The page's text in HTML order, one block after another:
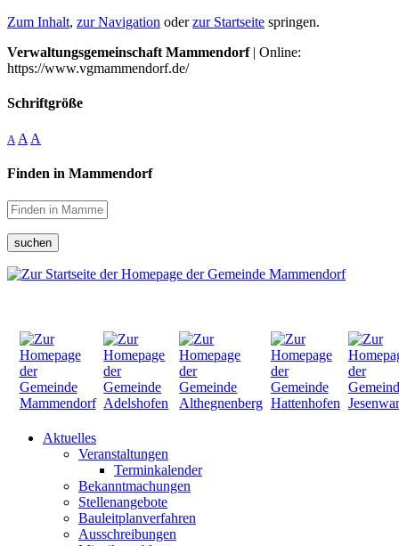
Zum Inhalt, zur Navigation oderzur Startseite springen.
Verwaltungsgemeinschaft Mammendorf| Online:
https://www.vgmammendorf.de/
Schriftgröße
A A A
Finden in Mammendorf
suchen
Aktuelles
Veranstaltungen
Terminkalender
Bekanntmachungen
Stellenangebote
Bauleitplanverfahren
Ausschreibungen